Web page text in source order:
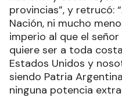
provincias”, y retrucó:
Nación, ni mucho
imperio al que el
quiere ser a toda
Estados Unidos y
siendo Patria
ninguna potencia